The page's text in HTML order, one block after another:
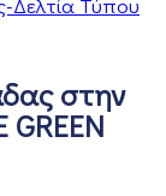
στην